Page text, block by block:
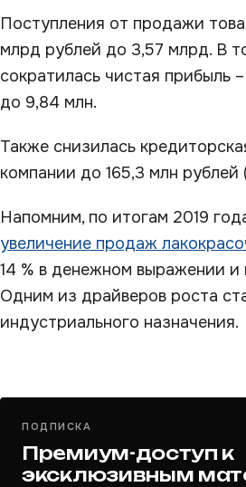
Поступления от продажи
млрд рублей до 3,57 млрд. В
сократилась чистая прибыль
до 9,84 млн.
Также снизилась
компании до 165,3 млн
Напомним, по итогам 2019
увеличение продаж
14 % в денежном выражении и
Одним из драйверов роста
индустриального назначения.
ПОДПИСКА
Премиум-доступ к
эксклюзивным